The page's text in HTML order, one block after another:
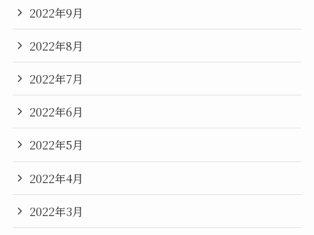
2022年9月
2022年8月
2022年7月
2022年6月
2022年5月
2022年4月
2022年3月